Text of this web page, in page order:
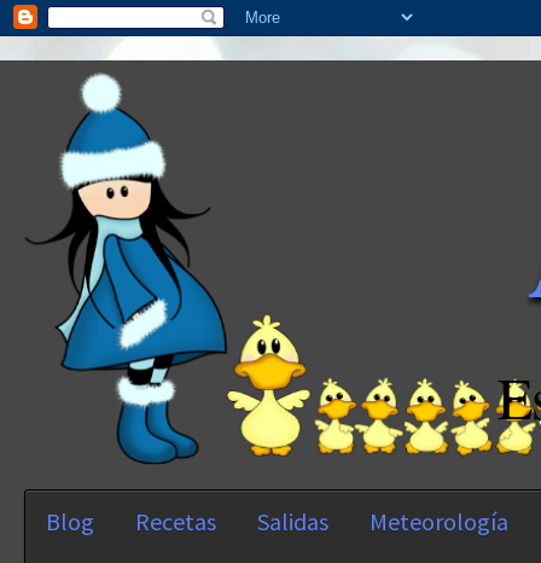
Blog Recetas Salidas Meteorología